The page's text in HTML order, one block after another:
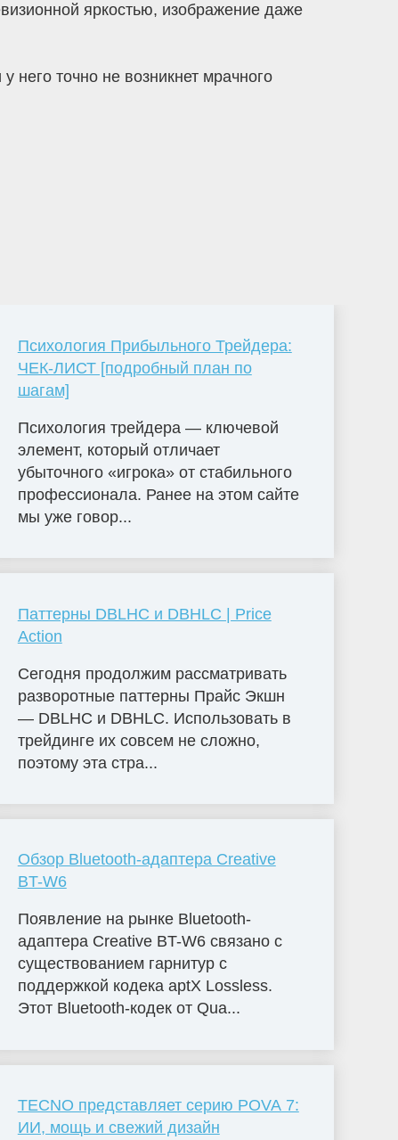
яркостью, изображение даже
него точно не возникнет мрачного
Психология Прибыльного Трейдера:
ЧЕК-ЛИСТ [подробный план по
шагам]
Психология трейдера — ключевой
элемент, который отличает
убыточного «игрока» от стабильного
профессионала. Ранее на этом сайте
мы уже говор...
Паттерны DBLHC и DBHLC | Price
Action
Сегодня продолжим рассматривать
разворотные паттерны Прайс Экшн
— DBLHC и DBHLC. Использовать в
трейдинге их совсем не сложно,
поэтому эта стра...
Обзор Bluetooth-адаптера Creative
BT-W6
Появление на рынке Bluetooth-
адаптера Creative BT-W6 связано с
существованием гарнитур с
поддержкой кодека aptX Lossless.
Этот Bluetooth-кодек от Qua...
TECNO представляет серию POVA 7:
ИИ, мощь и свежий дизайн